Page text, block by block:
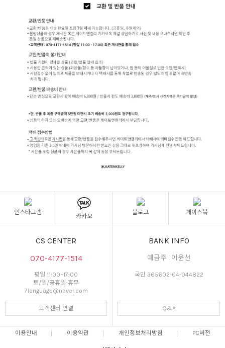
인스타그램
카카오
블로그 페이스북
CS CENTER
070-4177-1514
평일 11:00~17:00
토/일/공휴일-휴무
7language@naver.com
고객센터 연결
BANK INFO
예금주 : 이윤선
국민 365602-04-044822
Q&A
이용안내 이용약관 개인정보처리방침 PC버전